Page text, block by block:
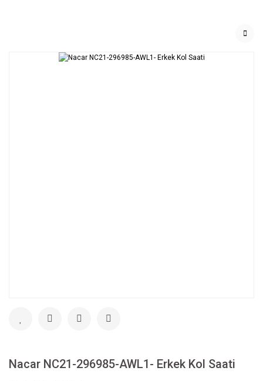
Nacar NC21-296985-AWL1- Erkek Kol Saati